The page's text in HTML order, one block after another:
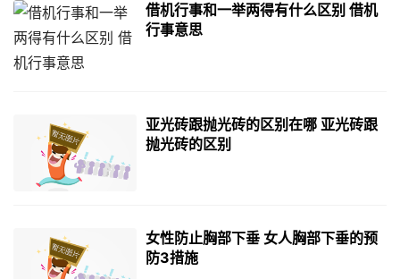
借机行事和一举两得有什么区别 借机
行事意思
亚光砖跟抛光砖的区别在哪 亚光砖跟
抛光砖的区别
女性防止胸部下垂 女人胸部下垂的预
防3措施